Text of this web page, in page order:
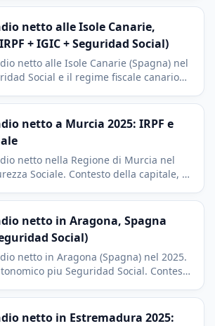
netto alle Isole Canarie,
+ IGIC + Seguridad Social)
netto alle Isole Canarie (Spagna) nel
Social e il regime fiscale canario
netto a Murcia 2025: IRPF e
netto nella Regione di Murcia nel
Sociale. Contesto della capitale, di
netto in Aragona, Spagna
Social)
netto in Aragona (Spagna) nel 2025.
piu Seguridad Social. Contesto
netto in Estremadura 2025: